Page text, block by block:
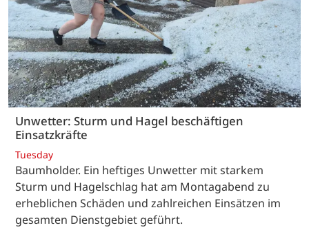
Unwetter: Sturm und Hagel beschäftigen
Einsatzkräfte
Tuesday
Baumholder. Ein heftiges Unwetter mit starkem
Sturm und Hagelschlag hat am Montagabend zu
erheblichen Schäden und zahlreichen Einsätzen im
gesamten Dienstgebiet geführt.